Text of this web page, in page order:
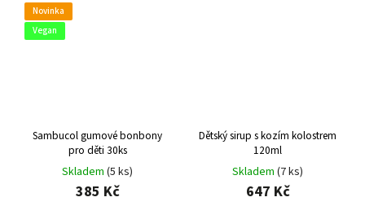
Novinka
Vegan
Sambucol gumové bonbony
pro děti 30ks
Skladem (5 ks)
385 Kč
Dětský sirup s kozím kolostrem
120ml
Skladem (7 ks)
647 Kč